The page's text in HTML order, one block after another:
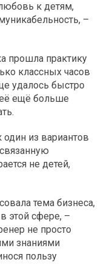
к детям,
–
прошла практику
классных часов
удалось быстро
ещё больше
из вариантов
не детей,
тема бизнеса,
этой сфере, –
не просто
знаниями
пользу